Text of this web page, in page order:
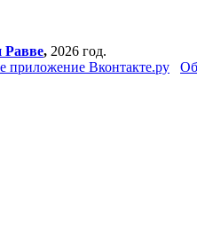
Равве, 2026 год.
приложение Вконтакте.ру